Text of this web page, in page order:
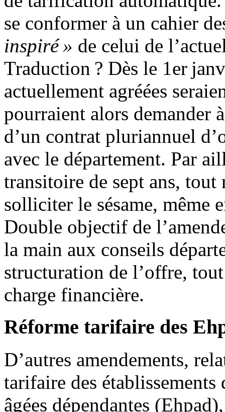
se conformer à un cahier
inspiré » de celui de
Traduction ? Dès le 1er
actuellement agréées
pourraient alors demander
d’un contrat pluriannuel
avec le département. Par
transitoire de sept ans,
solliciter le sésame, même
Double objectif de
la main aux conseils
structuration de l’offre,
charge financière.
Réforme tarifaire des
D’autres amendements,
tarifaire des établissements
âgées dépendantes